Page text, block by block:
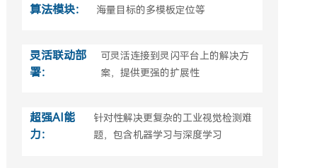
算法模块：
海量目标的多模板定位等
灵活联动部
署：
可灵活连接到灵闪平台上的解决方
案，提供更强的扩展性
超强AI能
力：
针对性解决更复杂的工业视觉检测难
题，包含机器学习与深度学习